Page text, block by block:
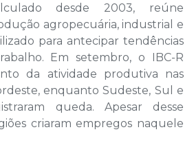
desde 2003, reúne
agropecuária, industrial e
para antecipar tendências
Em setembro, o IBC-R
da atividade produtiva nas
enquanto Sudeste, Sul e
queda. Apesar desse
criaram empregos naquele